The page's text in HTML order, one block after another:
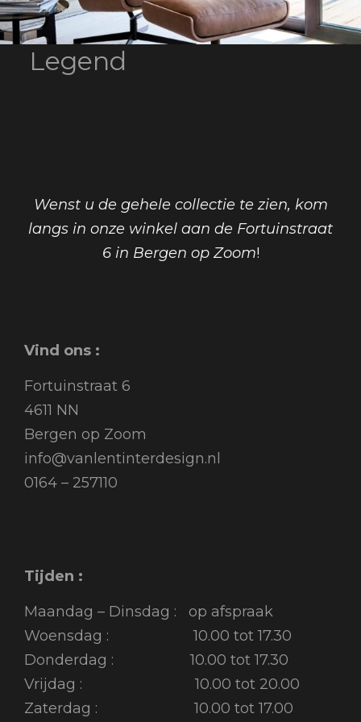
Legend
Wenst u de gehele collectie te zien, kom
langs in onze winkel aan de Fortuinstraat
6 in Bergen op Zoom!
Vind ons :
Fortuinstraat 6
4611 NN
Bergen op Zoom
info@vanlentinterdesign.nl
0164 – 257110
Tijden :
Maandag – Dinsdag : op afspraak
Woensdag : 10.00 tot 17.30
Donderdag : 10.00 tot 17.30
Vrijdag : 10.00 tot 20.00
Zaterdag : 10.00 tot 17.00